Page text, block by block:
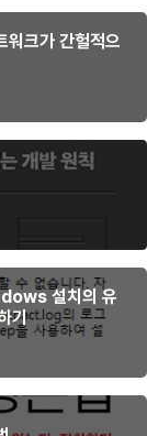
크가 간헐적으
설치의 유
기